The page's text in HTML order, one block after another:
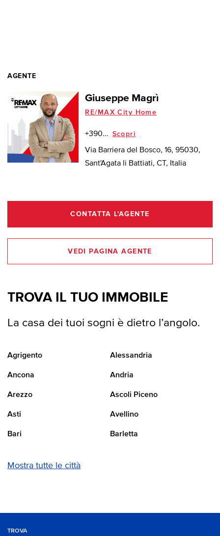
AGENTE
Giuseppe Magrì
RE/MAX City Home
+390... Scopri
Via Barriera del Bosco, 16, 95030,
Sant'Agata li Battiati, CT, Italia
CONTATTA L'AGENTE
VEDI PAGINA AGENTE
TROVA IL TUO IMMOBILE
La casa dei tuoi sogni è dietro l’angolo.
Agrigento Alessandria
Ancona Andria
Arezzo Ascoli Piceno
Asti Avellino
Bari Barletta
Mostra tutte le città
TROVA